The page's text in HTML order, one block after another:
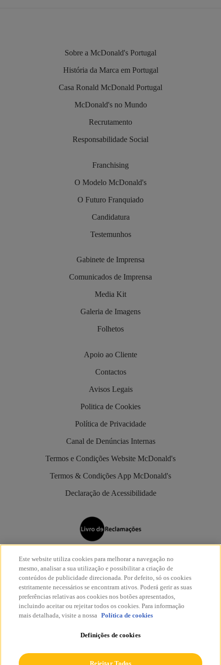
Sobre a McDonald's Portugal
História da Marca em Portugal
Casa Ronald McDonald Portugal
McDonald's no Mundo
Recrutamento
Responsabilidade Social
Franchising
O Modelo McDonald's
O Futuro Franquiado
Candidatura
Testemunhos
Gabinete de Imprensa
Comunicados de Imprensa
Media Kit
Galeria de Imagens
Folhetos
Apoio ao Cliente
Contactos
Avisos Legais
Politica de Cookies
Política de Privacidade
Canal de Denúncias Internas
Termos e Condições Website McDonald's
Termos & Condições App McDonald's
Declaração de Acessibilidade
Os restaurantes McDonald’s são aderentes doLivro de
Reclamações Eletrónico
© McDonald's 2026
Todos os direitos reservados.
Este website utiliza cookies para melhorar a navegação no
mesmo, analisar a sua utilização e possibilitar a criação de
conteúdos de publicidade direcionada. Por defeito, só os cookies
estritamente necessários se encontram ativos. Poderá gerir as suas
preferências relativas aos cookies nos botões apresentados,
incluindo aceitar ou rejeitar todos os cookies. Para informação
mais detalhada, visite a nossa Política de cookies
Definições de cookies
Rejeitar Todos